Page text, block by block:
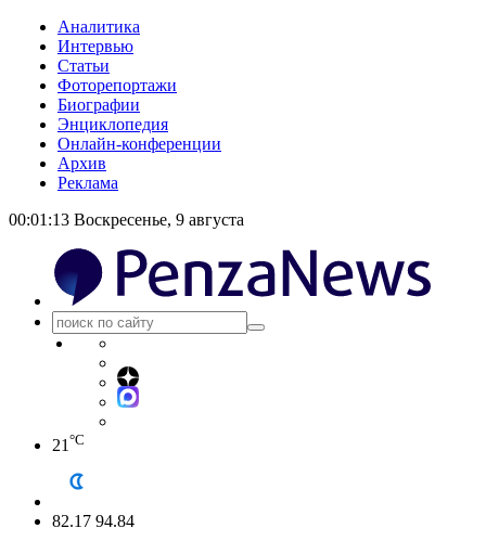
Аналитика
Интервью
Статьи
Фоторепортажи
Биографии
Энциклопедия
Онлайн-конференции
Архив
Реклама
00:01:14 Воскресенье, 9 августа
21 °C
82.17 94.84